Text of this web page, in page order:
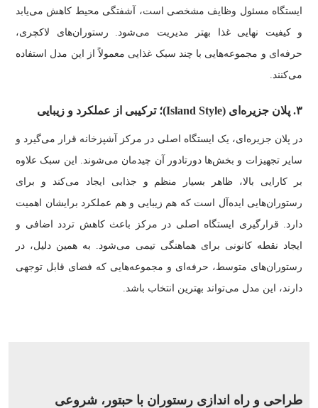
ایستگاه مسئول وظایف مشخصی است، آشفتگی محیط کاهش می‌یابد
و کیفیت نهایی غذا بهتر مدیریت می‌شود. رستوران‌های لاکچری،
حرفه‌ای و مجموعه‌هایی با چند سبک غذایی معمولاً از این مدل استفاده
می‌کنند.
۳. پلان جزیره‌ای (Island Style)؛ ترکیبی از عملکرد و زیبایی
در پلان جزیره‌ای، یک ایستگاه اصلی در مرکز آشپزخانه قرار می‌گیرد و
سایر تجهیزات و بخش‌ها دورتادور آن چیدمان می‌شوند. این سبک علاوه
بر کارایی بالا، ظاهر بسیار منظم و جذابی ایجاد می‌کند و برای
رستوران‌هایی ایده‌آل است که هم زیبایی و هم عملکرد برایشان اهمیت
دارد. قرارگیری ایستگاه اصلی در مرکز باعث کاهش تردد اضافی و
ایجاد نقطه کانونی برای هماهنگی تیمی می‌شود. به همین دلیل، در
رستوران‌های متوسط، حرفه‌ای و مجموعه‌هایی که فضای قابل توجهی
دارند، این مدل می‌تواند بهترین انتخاب باشد.
طراحی و راه اندازی رستوران با حبتور، شروعی